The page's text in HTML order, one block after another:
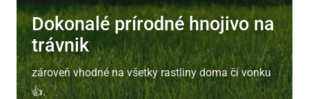
Dokonalé prírodné hnojivo na
trávnik
zároveň vhodné na všetky rastliny doma či vonku
👍.